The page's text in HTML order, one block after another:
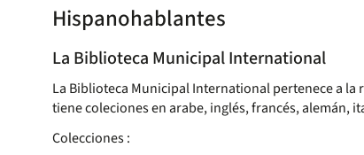
Hispanohablantes
La Biblioteca Municipal International
La Biblioteca Municipal International pertenece a la
tiene coleciones en arabe, inglés, francés, alemán,
Colecciones :